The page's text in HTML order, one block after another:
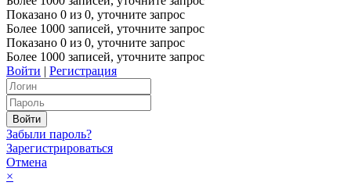
Показано 0 из 0, уточните запрос
Более 1000 записей, уточните запрос
Показано 0 из 0, уточните запрос
Более 1000 записей, уточните запрос
Войти | Регистрация
Забыли пароль?
Зарегистрироваться
Отмена
×